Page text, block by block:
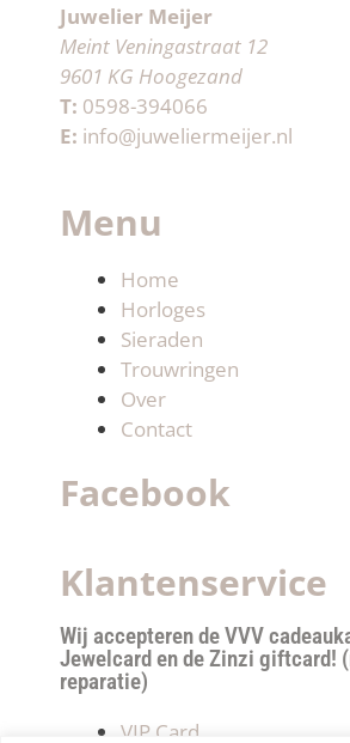
Juwelier Meijer
Meint Veningastraat 12
9601 KG Hoogezand
T: 0598-394066
E: info@juweliermeijer.nl
Menu
Home
Horloges
Sieraden
Trouwringen
Over
Contact
Facebook
Klantenservice
Wij accepteren de VVV
Jewelcard en de Zinzi giftcard!
reparatie)
VIP Card